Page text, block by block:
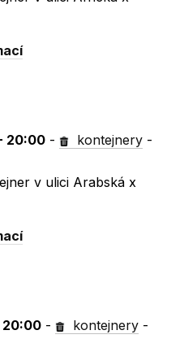
20:00 - kontejnery -
v ulici Arabská x
20:00 - kontejnery -